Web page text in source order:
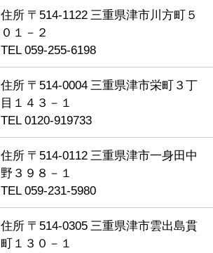
住所 〒514-1122 三重県津市川方町５
０１－２
TEL 059-255-6198
住所 〒514-0004 三重県津市栄町３丁
目１４３－１
TEL 0120-919733
住所 〒514-0112 三重県津市一身田中
野３９８－１
TEL 059-231-5980
住所 〒514-0305 三重県津市雲出島貫
町１３０－１